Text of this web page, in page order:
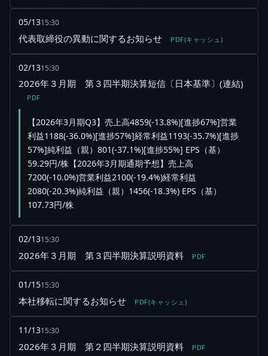
05/1315:30
代表取締役の異動に関するお知らせ PDF(キャッシュ)
02/1315:30
2026年３月期 第３四半期決算短信〔日本基準〕(連結)
PDF
【2026年3月期Q3】売上高4859(-13.8%)[進捗67%]営業
利益1188(-36.0%)[進捗57%]経常利益1193(-35.7%)[進捗
57%]純利益（親）801(-37.1%)[進捗55%] EPS（基）
59.29円/株【2026年3月期通期予想】売上高
7200(-10.0%)営業利益2100(-19.4%)経常利益
2080(-20.3%)純利益（親）1456(-18.3%) EPS（基）
107.73円/株
02/1315:30
2026年３月期 第３四半期決算説明資料 PDF
01/1515:30
本社移転に関するお知らせ PDF(キャッシュ)
11/1315:30
2026年３月期 第２四半期決算説明資料 PDF